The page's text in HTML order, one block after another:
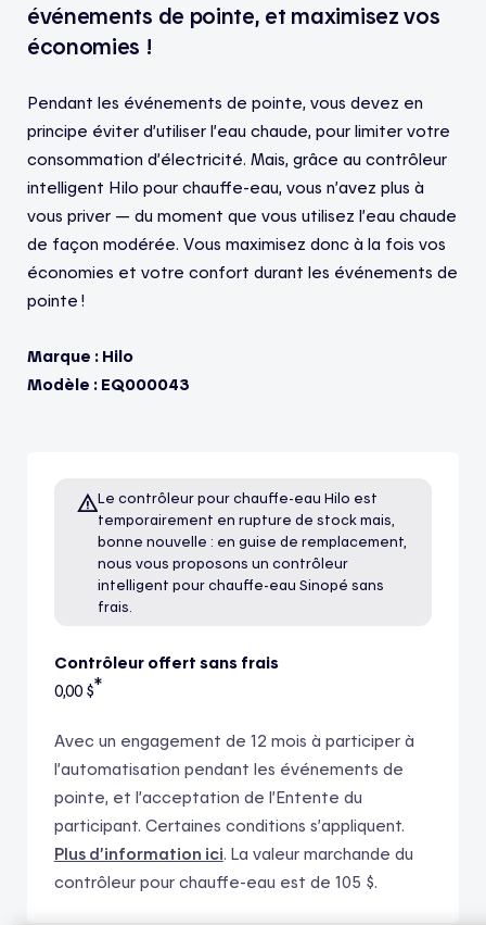
événements de pointe, et maximisez vos
économies !
Pendant les événements de pointe, vous devez en
principe éviter d’utiliser l’eau chaude, pour limiter votre
consommation d’électricité. Mais, grâce au contrôleur
intelligent Hilo pour chauffe-eau, vous n’avez plus à
vous priver — du moment que vous utilisez l’eau chaude
de façon modérée. Vous maximisez donc à la fois vos
économies et votre confort durant les événements de
pointe !
Marque : Hilo
Modèle : EQ000043
Le contrôleur pour chauffe-eau Hilo est
temporairement en rupture de stock mais,
bonne nouvelle : en guise de remplacement,
nous vous proposons un contrôleur
intelligent pour chauffe-eau Sinopé sans
frais.
Contrôleur offert sans frais
0,00 $*
Avec un engagement de 12 mois à participer à
l’automatisation pendant les événements de
pointe, et l’acceptation de l’Entente du
participant. Certaines conditions s’appliquent.
Plus d’information ici. La valeur marchande du
contrôleur pour chauffe-eau est de 105 $.